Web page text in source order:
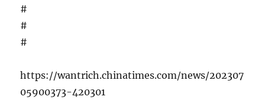
#
#
#
https://wantrich.chinatimes.com/news/202307
05900373-420301